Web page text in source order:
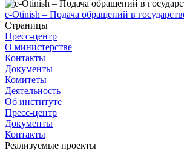
e-Otinish – Подача обращений в
Страницы
Пресс-центр
О министерстве
Контакты
Документы
Комитеты
Деятельность
Об институте
Пресс-центр
Документы
Контакты
Реализуемые проекты